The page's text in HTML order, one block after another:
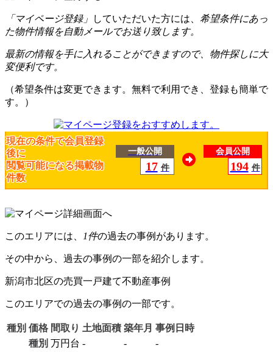
「マイページ登録」 していただいた方には、 希望条件にあっ
た物件情報を自動メールでお送り致します。
最新の情報を手に入れることができますので、物件探しに大
変便利です。
（希望条件は変更できます。無料で利用でき、登録も簡単で
す。）
現在の条件で会員登録
後に
閲覧可能になる掲載物
件数
一般公開
17 件
会員公開
194 件
このエリアには、 1件の過去の事例があります。
その中から、過去の事例の一部を紹介します。
新潟市北区の売買一戸建て不動産事例
このエリアでの過去の事例の一部です。
種別 価格 間取り 土地面積 築年月 事例日時
種別 万円台 - -
-